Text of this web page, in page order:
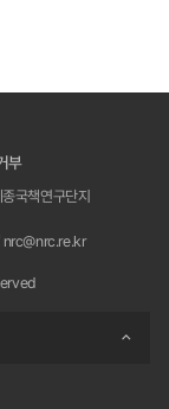
산업이 기계 산업인지 소
발굴에 필수적인 요소
하지 않고 융합을 통해
다. 대한민국이 이러한
적인 역할을 하기 위해서
서는 새로운 협력 모델
부
국책연구단지